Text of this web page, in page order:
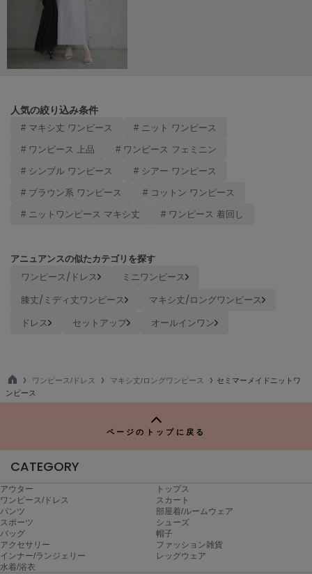
Onitsuka Tiger
オニツカ タイガー
ORR
PATRICK
poláura
ポローラ
プーマ
Reebok
リーボック
サロモン
サンリオハウス
SESAME STREET MARKET
セサミストリートマーケット
SHAKA
シャカ
人気の絞り込み条件
# マキシ丈 ワンピース # ニット ワンピース
# ワンピース 上品 # ワンピース フェミニン
# シンプル ワンピース # シアー ワンピース
# ブラウン系 ワンピース # コットン ワンピース
# ニットワンピース マキシ丈 # ワンピース 着回し
アニュアンスの似たカテゴリを探す
ワンピース/ドレス
ミニワンピース
膝丈/ミディ丈ワンピース
マキシ丈/ロングワンピース
ドレス
セットアップ オールインワン
TO
P
ワンピース/ドレス マキシ丈/ロングワンピース
セミマーメイドニットワ
ンピース
ページのトップに戻る
CATEGORY
アウター
トップス
ワンピース/ドレス
スカート
パンツ
部屋着/ルームウェア
スポーツ
シューズ
バッグ
帽子
アクセサリー
ファッション雑貨
インナー/ランジェリー
レッグウェア
水着/浴衣